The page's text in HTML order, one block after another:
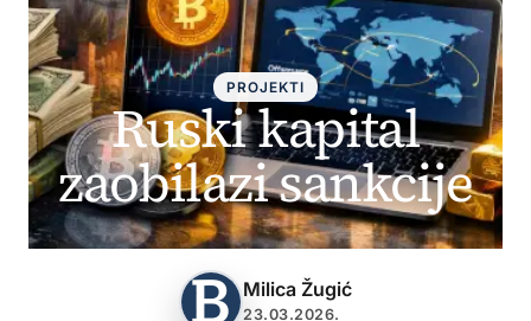
PROJEKTI
Ruski kapital
zaobilazi sankcije
Milica Žugić
23.03.2026.